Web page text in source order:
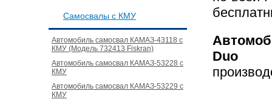
Самосвалы с КМУ
Автомобиль самосвал КАМАЗ-43118 с
КМУ (Модель 732413 Fiskran)
Автомобиль самосвал КАМАЗ-53228 с
КМУ
Автомобиль самосвал КАМАЗ-53229 с
КМУ
Duo